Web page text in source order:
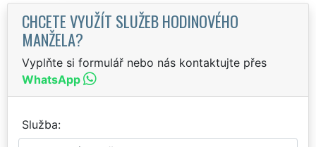
CHCETE VYUŽÍT SLUŽEB HODINOVÉHO
MANŽELA?
Vyplňte si formulář nebo nás kontaktujte přes
WhatsApp
Služba